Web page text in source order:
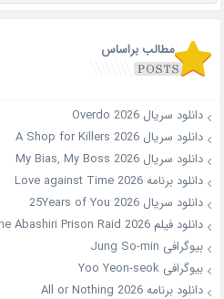
مطالب براساس
دانلود سریال Overdo 2026
دانلود سریال A Shop for Killers 2026
دانلود سریال My Bias, My Boss 2026
دانلود برنامه Love against Time 2026
دانلود سریال 25Years of You 2026
دانلود فیلم Golden Kamuy: The Abashiri Prison Raid 2026
بیوگرافی Jung So-min
بیوگرافی Yoo Yeon-seok
دانلود برنامه All or Nothing 2026